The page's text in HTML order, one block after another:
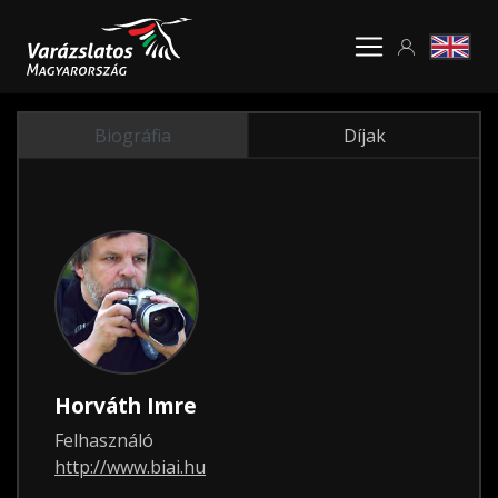
Biográfia Díjak
Horváth Imre
Felhasználó
http://www.biai.hu